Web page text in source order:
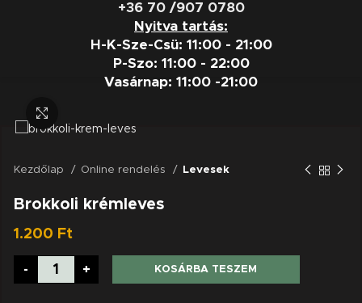
+36 70 /907 0780
Nyitva tartás:
H-K-Sze-Csü: 11:00 - 21:00
P-Szo: 11:00 - 22:00
Vasárnap: 11:00 -21:00
Kezdőlap Online rendelés Levesek
Brokkoli krémleves
1.200 Ft
- + KOSÁRBA TESZEM